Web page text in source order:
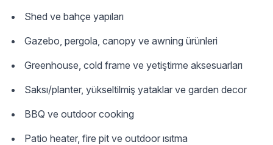
Shed ve bahçe yapıları
Gazebo, pergola, canopy ve awning ürünleri
Greenhouse, cold frame ve yetiştirme aksesuarları
Saksı/planter, yükseltilmiş yataklar ve garden decor
BBQ ve outdoor cooking
Patio heater, fire pit ve outdoor ısıtma